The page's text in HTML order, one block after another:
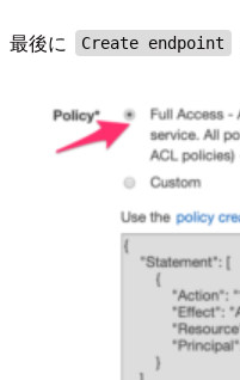
最後に Create endpoint